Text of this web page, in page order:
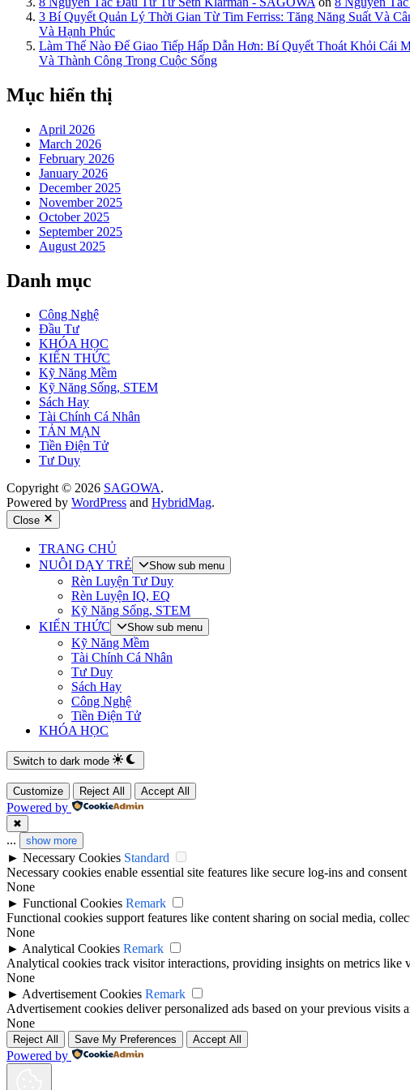
3 Bí Quyết Quản Lý Thời Gian Từ Tim Ferriss: Tăng Năng Suất Và
Và Hạnh Phúc
Làm Thế Nào Để Giao Tiếp Hấp Dẫn Hơn: Bí Quyết Thoát Khỏi Cái
Và Thành Công Trong Cuộc Sống
Mục hiển thị
April 2026
March 2026
February 2026
January 2026
December 2025
November 2025
October 2025
September 2025
August 2025
Danh mục
Công Nghệ
Đầu Tư
KHÓA HỌC
KIẾN THỨC
Kỹ Năng Mềm
Kỹ Năng Sống, STEM
Sách Hay
Tài Chính Cá Nhân
TẢN MẠN
Tiền Điện Tử
Tư Duy
Copyright © 2026 SAGOWA.
Powered by WordPress and HybridMag.
Close
TRANG CHỦ
NUÔI DẠY TRẺ
Show sub menu
Rèn Luyện Tư Duy
Rèn Luyện IQ, EQ
Kỹ Năng Sống, STEM
KIẾN THỨC
Show sub menu
Kỹ Năng Mềm
Tài Chính Cá Nhân
Tư Duy
Sách Hay
Công Nghệ
Tiền Điện Tử
KHÓA HỌC
Switch to dark mode
Customize Reject All Accept All
Powered by
✖
... show more
► Necessary Cookies Standard
Necessary cookies enable essential site features like secure log-ins and
None
► Functional Cookies Remark
Functional cookies support features like content sharing on social media,
None
► Analytical Cookies Remark
Analytical cookies track visitor interactions, providing insights on metrics like
None
► Advertisement Cookies Remark
Advertisement cookies deliver personalized ads based on your previous visits
None
Reject All Save My Preferences Accept All
Powered by